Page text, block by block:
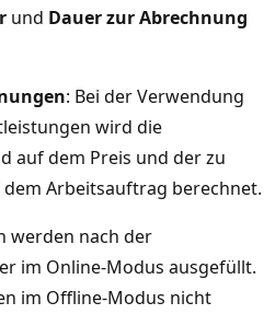
und Dauer zur Abrechnung
: Bei der Verwendung
wird die
auf dem Preis und der zu
Arbeitsauftrag berechnet.
werden nach der
im Online-Modus ausgefüllt.
im Offline-Modus nicht